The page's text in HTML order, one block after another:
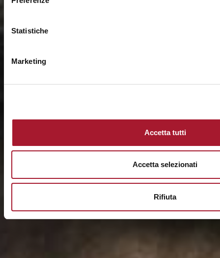
Statistiche
Marketing
Accetta tutti
Accetta selezionati
Rifiuta